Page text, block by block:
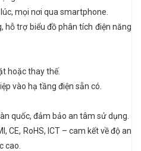
mọi nơi qua smartphone.
hỗ trợ biểu đồ phân tích điện năng
hoặc thay thế.
vào hạ tầng điện sẵn có.
quốc, đảm bảo an tâm sử dụng.
CE, RoHS, ICT – cam kết về độ an
cao.